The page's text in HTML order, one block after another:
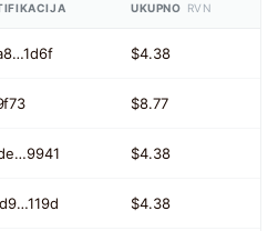
UKUPNO RVN
$4.38
$8.77
$4.38
$4.38